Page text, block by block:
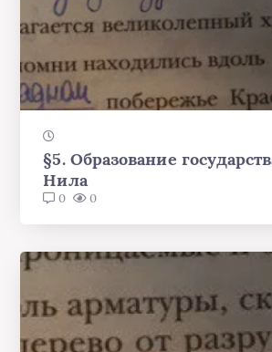
§5. Образование
Нила
0 0